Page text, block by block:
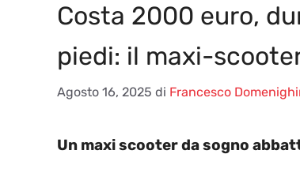
Costa 2000 euro,
piedi: il maxi-
Agosto 16, 2025 di Francesco
Un maxi scooter da sogno